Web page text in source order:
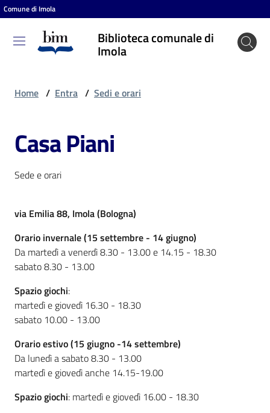
Vai al contenuto
Vai alla navigazione
Vai al footer
Comune di Imola
Biblioteca comunale di
Imola
Biblioteca
comunale
Entra
Cosa
fare
Scopri
i
contenuti
Risorse
online
Home / Entra / Sedi e orari
Casa Piani
Sede e orari
via Emilia 88, Imola (Bologna)
Orario invernale (15 settembre - 14 giugno)
Da martedì a venerdì 8.30 - 13.00 e 14.15 - 18.30
sabato 8.30 - 13.00
Spazio giochi:
martedì e giovedì 16.30 - 18.30
sabato 10.00 - 13.00
Orario estivo (15 giugno -14 settembre)
Da lunedì a sabato 8.30 - 13.00
martedì e giovedì anche 14.15-19.00
Spazio giochi: martedì e giovedì 16.00 - 18.30